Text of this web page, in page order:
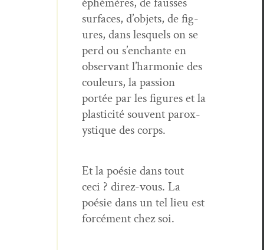
sur­faces, d’ob­jets, de fig­
ures, dans lesquels on se
perd ou s’en­chante en
obser­vant l’har­monie des
couleurs, la pas­sion
portée par les fig­ures et la
plas­tic­ité sou­vent parox­
ys­tique des corps.
Et la poésie dans tout
ceci ? direz-vous. La
poésie dans un tel lieu est
for­cé­ment chez soi.